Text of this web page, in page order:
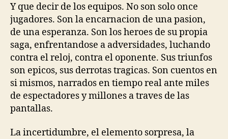
Y que decir de los equipos. No son solo once
jugadores. Son la encarnacion de una pasion,
de una esperanza. Son los heroes de su propia
saga, enfrentandose a adversidades, luchando
contra el reloj, contra el oponente. Sus triunfos
son epicos, sus derrotas tragicas. Son cuentos en
si mismos, narrados en tiempo real ante miles
de espectadores y millones a traves de las
pantallas.
La incertidumbre, el elemento sorpresa, la